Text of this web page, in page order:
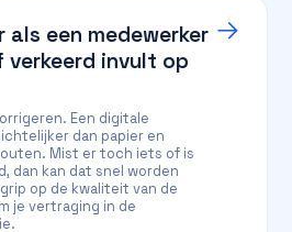
een medewerker
invult op
Een digitale
dan papier en
Mist er toch iets of is
dan kan dat snel worden
op de kwaliteit van de
je vertraging in de